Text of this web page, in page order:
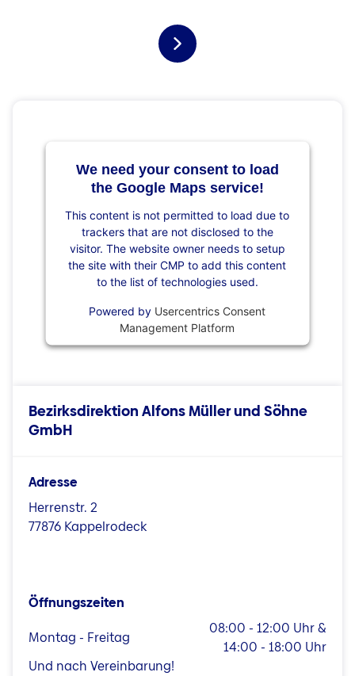
We need your consent to load
the Google Maps service!
This content is not permitted to load due to
trackers that are not disclosed to the
visitor. The website owner needs to setup
the site with their CMP to add this content
to the list of technologies used.
Powered by Usercentrics Consent
Management Platform
Bezirksdirektion Alfons Müller und Söhne
GmbH
Adresse
Herrenstr. 2
77876 Kappelrodeck
Öffnungszeiten
Montag - Freitag
08:00 - 12:00 Uhr &
14:00 - 18:00 Uhr
Und nach Vereinbarung!